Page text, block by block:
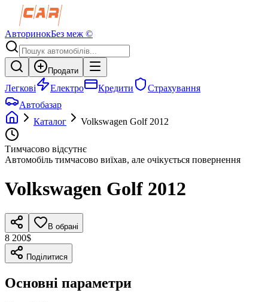
АвторинокБез меж ©
Продати
Легкові Електро Кредити
Страхування
Автобазар
Каталог
Volkswagen Golf 2012
Тимчасово відсутнє
Автомобіль тимчасово виїхав, але очікується повернення
Volkswagen Golf 2012
В обрані
8 200$
Поділитися
Основні параметри